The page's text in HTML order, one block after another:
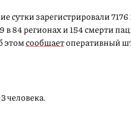
сутки зарегистрировали
в 84 регионах и 154 смерти
этомсообщаетоперативный
человека.